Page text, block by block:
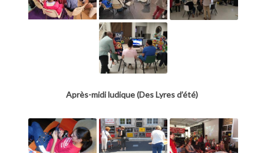
Après-midi ludique (Des Lyres d’été)